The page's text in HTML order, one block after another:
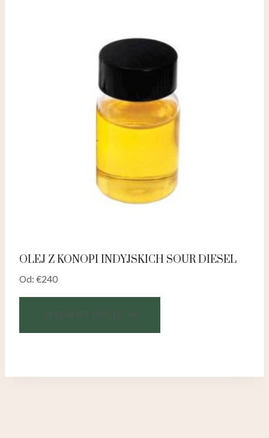
OLEJ Z KONOPI INDYJSKICH SOUR DIESEL
Od: €240
WYBIERZ OPCJE